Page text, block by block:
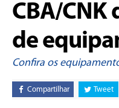
CBA/
de
Confira os
Compartilhar Tweet